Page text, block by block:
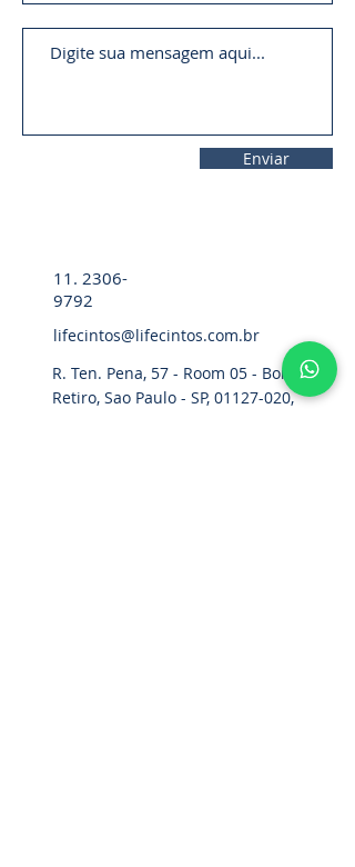
Enviar
11. 2306-
9792
lifecintos@lifecintos.com.br
R. Ten. Pena, 57 - Room 05 - Bom
Retiro, Sao Paulo - SP, 01127-020,